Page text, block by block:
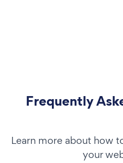
Frequently
Learn more about how
your